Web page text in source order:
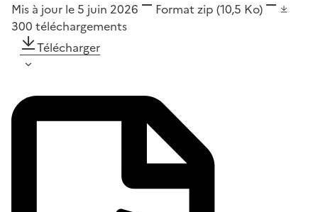
Mis à jour le 5 juin 2026 Format zip (10,5 Ko)
300 téléchargements
Télécharger